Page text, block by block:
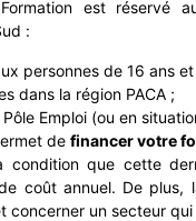
est réservé
:
personnes de 16 ans
dans la région PACA ;
Emploi (ou en
de financer votre
condition que cette
coût annuel. De plus,
concerner un secteur